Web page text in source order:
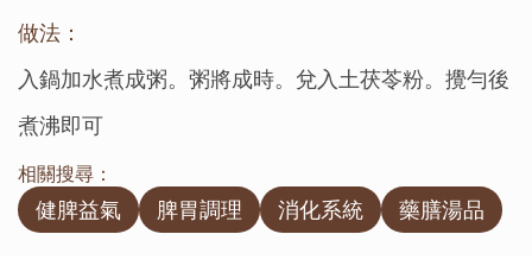
做法：
入鍋加水煮成粥。粥將成時。兌入土茯苓粉。攪勻後
煮沸即可
相關搜尋：
健脾益氣 脾胃調理 消化系統 藥膳湯品